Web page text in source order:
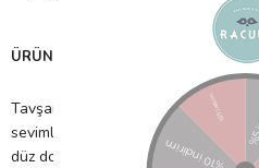
ÜRÜN ÖZELLIKLERI
Tavşan yüzlü ve uzun kulaklı kısa
sevimli Meri Meri kostümü. Her
düz dokuma nane rengindedir.